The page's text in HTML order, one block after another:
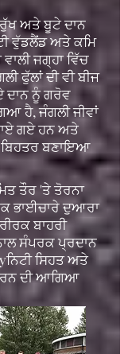
ਅਤੇ ਬੂਟੇ ਦਾਨ
ਵੁੱਡਲੈਂਡ ਅਤੇ ਕਮਿ
ਜਗ੍ਹਾ ਵਿੱਚ
ਫੁੱਲਾਂ ਦੀ ਵੀ ਬੀਜ
ਦਾਨ ਨੂੰ ਗਰੋਵ
ਹੈ, ਜੰਗਲੀ ਜੀਵਾਂ
ਗਏ ਹਨ ਅਤੇ
ਬਣਾਇਆ
ਤੌਰ 'ਤੇ ਤੋਰਨਾ
ਭਾਈਚਾਰੇ ਦੁਆਰਾ
ਬਾਹਰੀ
ਸੰਪਰਕ ਪ੍ਰਦਾਨ
ਸਿਹਤ ਅਤੇ
ਦੀ ਆਗਿਆ